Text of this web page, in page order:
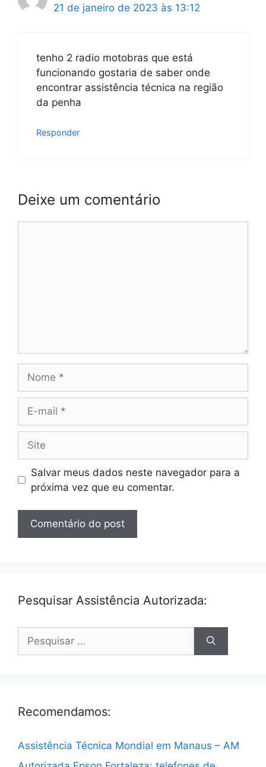
21 de janeiro de 2023 às 13:12
tenho 2 radio motobras que está
funcionando gostaria de saber onde
encontrar assistência técnica na região
da penha
Responder
Deixe um comentário
mail
Salvar meus dados neste navegador para a
próxima vez que eu comentar.
Pesquisar Assistência Autorizada:
Pesquisar
Recomendamos:
Assistência Técnica Mondial em Manaus – AM